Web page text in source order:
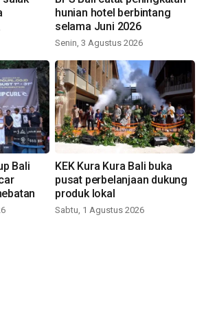
hunian hotel berbintang
selama Juni 2026
Senin, 3 Agustus 2026
Bali
KEK Kura Kura Bali buka
pusat perbelanjaan dukung
produk lokal
Sabtu, 1 Agustus 2026